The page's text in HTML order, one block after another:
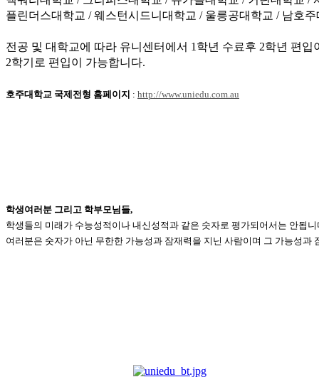
플린더스대학교 / 웨스턴시드니대학교 / 울릉공대학교 / 남호
전공 및 대학교에 따라 유니센터에서 1학년 수료후 2학년 편
2학기로 편입이 가능합니다.
호주대학교 국제전형 홈페이지 : http://www.uniedu.com.au
학생여러분 그리고 학부모님들,
학생들의 미래가 수능성적이나 내신성적과 같은 숫자로 평가되어서는 안됩니
여러분은 숫자가 아닌 무한한 가능성과 잠재력을 지닌 사람이며 그 가능성